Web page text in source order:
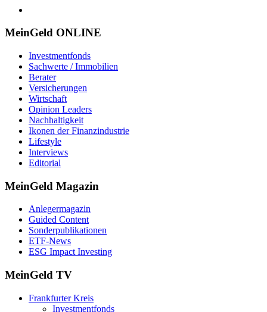
MeinGeld ONLINE
Investmentfonds
Sachwerte / Immobilien
Berater
Versicherungen
Wirtschaft
Opinion Leaders
Nachhaltigkeit
Ikonen der Finanzindustrie
Lifestyle
Interviews
Editorial
MeinGeld Magazin
Anlegermagazin
Guided Content
Sonderpublikationen
ETF-News
ESG Impact Investing
MeinGeld TV
Frankfurter Kreis
Investmentfonds